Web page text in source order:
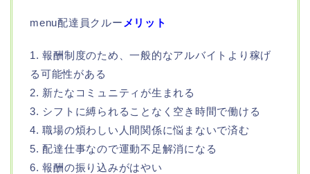
menu配達員クルー メリット
1. 報酬制度のため、一般的なアルバイトより稼げ
る可能性がある
2. 新たなコミュニティが生まれる
3. シフトに縛られることなく空き時間で働ける
4. 職場の煩わしい人間関係に悩まないで済む
5. 配達仕事なので運動不足解消になる
6. 報酬の振り込みがはやい